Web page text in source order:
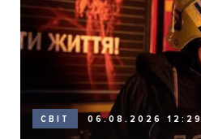
СВІТ 06.08.2026 12:29